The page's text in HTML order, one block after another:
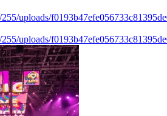
uploads/
uploads/